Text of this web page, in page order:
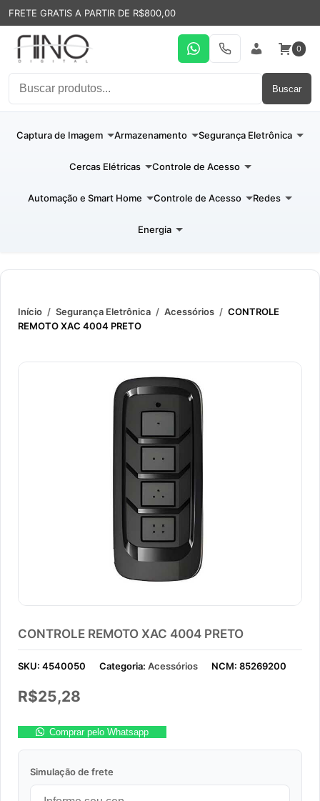
FRETE GRATIS A PARTIR DE R$800,00
Buscar
WhatsApp19 31994110
Entrar
0
Captura de Imagem Armazenamento Segurança Eletrônica
Cercas Elétricas Controle de Acesso
Automação e Smart Home Controle de Acesso Redes
Energia
Início / Segurança Eletrônica / Acessórios / CONTROLE
REMOTO XAC 4004 PRETO
CONTROLE REMOTO XAC 4004 PRETO
SKU: 4540050 Categoria: Acessórios NCM: 85269200
R$25,28
Comprar pelo Whatsapp
Simulação de frete